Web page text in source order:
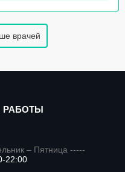
врачей
– Пятница -----
22:00